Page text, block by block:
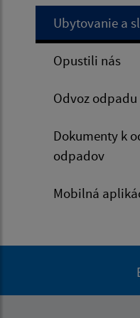
Ubytovanie a
Opustili nás
Odvoz odpadu
Dokumenty k
odpadov
Mobilná